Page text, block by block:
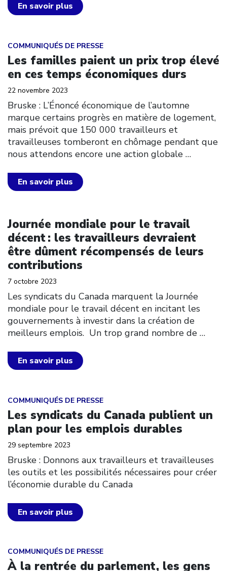
En savoir plus
COMMUNIQUÉS DE PRESSE
Les familles paient un prix trop élevé
en ces temps économiques durs
22 novembre 2023
Bruske : L’Énoncé économique de l’automne
marque certains progrès en matière de logement,
mais prévoit que 150 000 travailleurs et
travailleuses tomberont en chômage pendant que
nous attendons encore une action globale …
En savoir plus
Click to open the link
Journée mondiale pour le travail
décent : les travailleurs devraient
être dûment récompensés de leurs
contributions
7 octobre 2023
Les syndicats du Canada marquent la Journée
mondiale pour le travail décent en incitant les
gouvernements à investir dans la création de
meilleurs emplois. Un trop grand nombre de …
En savoir plus
COMMUNIQUÉS DE PRESSE
Les syndicats du Canada publient un
plan pour les emplois durables
29 septembre 2023
Bruske : Donnons aux travailleurs et travailleuses
les outils et les possibilités nécessaires pour créer
l’économie durable du Canada
En savoir plus
Click to open the link
COMMUNIQUÉS DE PRESSE
À la rentrée du parlement, les gens
Click to open the link